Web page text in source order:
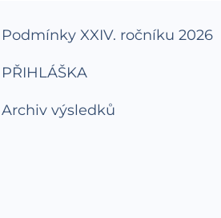
Podmínky XXIV. ročníku 2026
PŘIHLÁŠKA
Archiv výsledků